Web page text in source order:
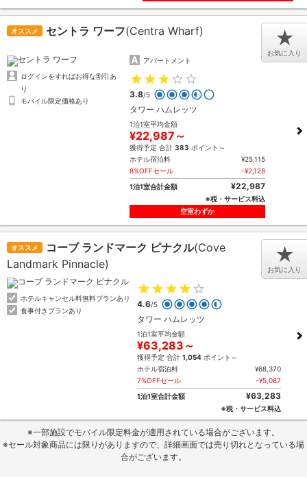
オススメ セントラ ワーフ(Centra Wharf)
ログインをすればお得な割引あ
り
モバイル限定価格あり
アパートメント
3.8/5
タワー ハムレッツ
1泊1室平均金額
¥22,987～
獲得予定 合計 383 ポイント～
ホテル宿泊料
¥25,115
8%OFFセール
-¥2,128
1泊1室合計金額
¥22,987
※税・サービス料込
空室わずか
★
お気に入り
オススメ コーブ ランドマーク ピナクル(Cove
Landmark Pinnacle)
ホテルキャンセル料無料プランあり
食事付きプランあり
4.6/5
タワー ハムレッツ
1泊1室平均金額
¥63,283～
獲得予定 合計 1,054 ポイント～
ホテル宿泊料
¥68,370
7%OFFセール
-¥5,087
1泊1室合計金額
¥63,283
※税・サービス料込
★
お気に入り
※一部施設でモバイル限定料金が適用されている場合がございます。
※セール対象商品には限りがありますので、詳細画面では売り切れとなっている場
合がございます。